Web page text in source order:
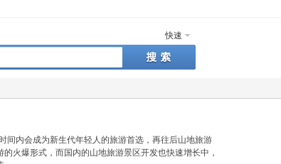
快速
间内会成为新生代年轻人的旅游首选，再往后山地旅游
火爆形式，而国内的山地旅游景区开发也快速增长中，